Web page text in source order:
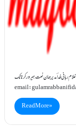
فداؔ مدیرجہان نعت ہیرورکرناٹک(,
email:
Read More »